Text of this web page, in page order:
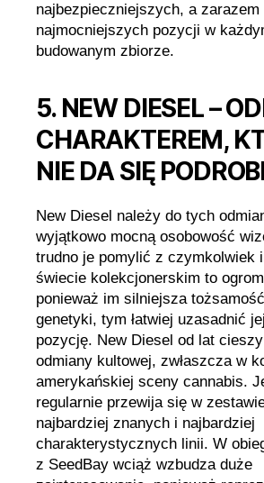
najbezpieczniejszych, a zarazem
najmocniejszych pozycji w
budowanym zbiorze.
5. NEW DIESEL –
CHARAKTEREM,
NIE DA SIĘ
New Diesel należy do tych
wyjątkowo mocną osobowość
trudno je pomylić z czymkolwiek
świecie kolekcjonerskim to
ponieważ im silniejsza
genetyki, tym łatwiej uzasadnić
pozycję. New Diesel od lat
odmiany kultowej, zwłaszcza w
amerykańskiej sceny cannabis.
regularnie przewija się w
najbardziej znanych i najbardziej
charakterystycznych linii. W
z SeedBay wciąż wzbudza duże